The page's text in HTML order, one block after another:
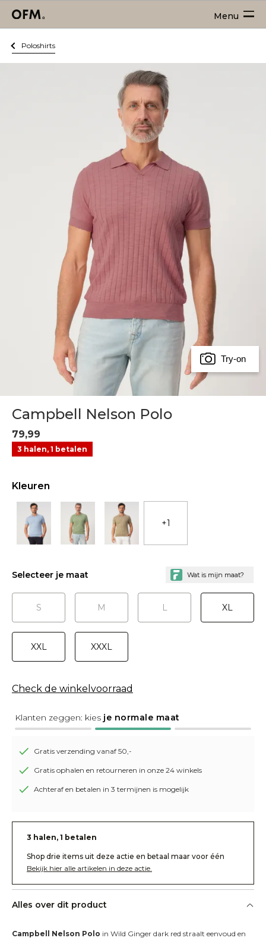
Menu
Poloshirts
Campbell Nelson Polo
79,99
3 halen, 1 betalen
Kleuren
+1
Selecteer je maat
S M L XL
XXL XXXL
Check de winkelvoorraad
Klanten zeggen: kies je normale maat
Gratis verzending vanaf 50,-
Gratis ophalen en retourneren in onze 24 winkels
Achteraf en betalen in 3 termijnen is mogelijk
3 halen, 1 betalen
Shop drie items uit deze actie en betaal maar voor één
Bekijk hier alle artikelen in deze actie.
Alles over dit product
Campbell Nelson Polo in Wild Ginger dark red straalt eenvoud en
Try-on